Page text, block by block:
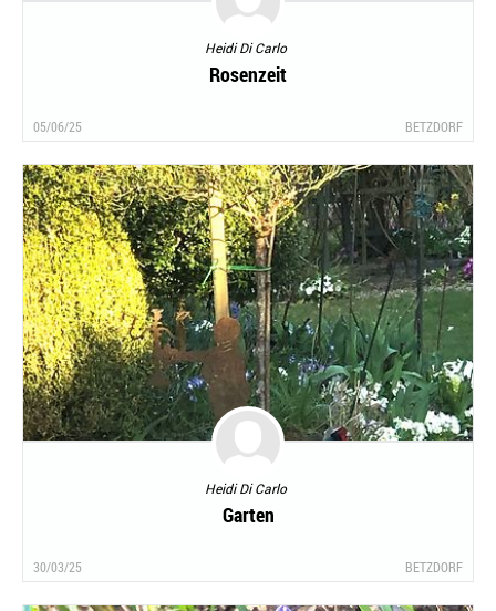
Heidi Di Carlo
Rosenzeit
05/06/25 BETZDORF
Heidi Di Carlo
Garten
30/03/25 BETZDORF